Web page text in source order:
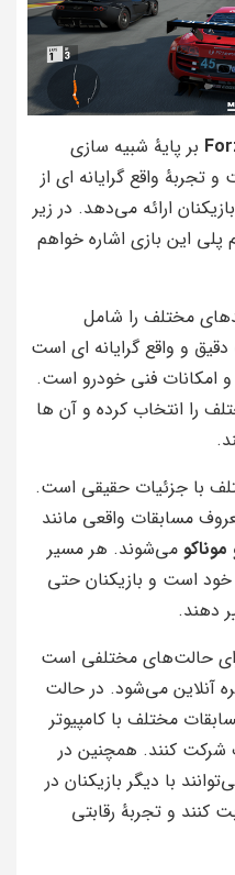
بر پایهٔ شبیه‌ سازی
واقع‌ گرایانه‌ ای از
ارائه می‌دهد. در زیر
پلی این بازی اشاره خواهم
از برندهای مختلف را شامل
و واقع‌ گرایانه‌ ای است
امکانات فنی خودرو است.
را انتخاب کرده و آن‌ ها
200 مسیر مختلف با جزئیات حقیقی است.
مسابقات واقعی مانند
می‌شوند. هر مسیر
است و بازیکنان حتی
دهند.
حالت‌های مختلفی است
آنلاین می‌شود. در حالت
مختلف با کامپیوتر
شرکت کنند. همچنین در
با دیگر بازیکنان در
کنند و تجربهٔ رقابتی